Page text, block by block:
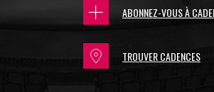
ABONNEZ-VOUS À
TROUVER CADENCES